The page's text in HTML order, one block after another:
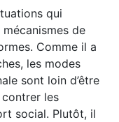
qui
de
Comme il a
les modes
sont loin d’être
les
social. Plutôt, il